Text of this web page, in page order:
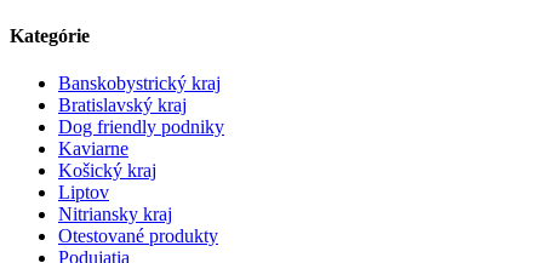
Kategórie
Banskobystrický kraj
Bratislavský kraj
Dog friendly podniky
Kaviarne
Košický kraj
Liptov
Nitriansky kraj
Otestované produkty
Podujatia